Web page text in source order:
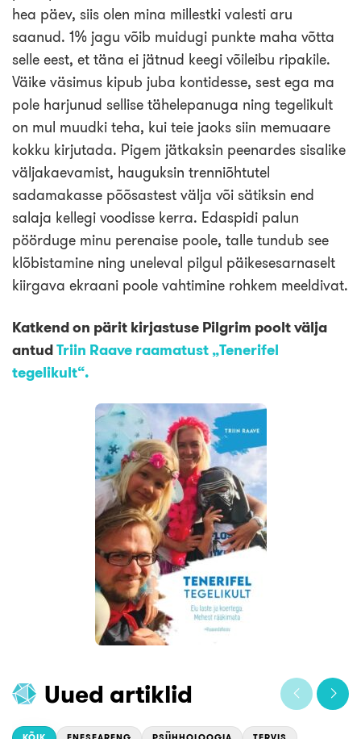
hea päev, siis olen mina millestki valesti aru
saanud. 1% jagu võib muidugi punkte maha võtta
selle eest, et täna ei jätnud keegi võileibu ripakile.
Väike väsimus kipub juba kontidesse, sest ega ma
pole harjunud sellise tähelepanuga ning tegelikult
on mul muudki teha, kui teie jaoks siin memuaare
kokku kirjutada. Pigem jätkaksin peenardes sisalike
väljakaevamist, hauguksin trenniõhtutel
sadamakasse põõsastest välja või sätiksin end
salaja kellegi voodisse kerra. Edaspidi palun
pöörduge minu perenaise poole, talle tundub see
klõbistamine ning uneleval pilgul päikesesarnaselt
kiirgava ekraani poole vahtimine rohkem meeldivat.
Katkend on pärit kirjastuse Pilgrim poolt välja
antudTriin Raave raamatust „Tenerifel
tegelikult“.
Uued artiklid